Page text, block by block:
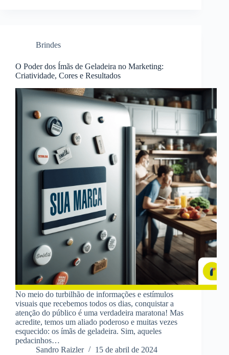
Brindes
O Poder dos Ímãs de Geladeira no Marketing:
Criatividade, Cores e Resultados
No meio do turbilhão de informações e estímulos
visuais que recebemos todos os dias, conquistar a
atenção do público é uma verdadeira maratona! Mas
acredite, temos um aliado poderoso e muitas vezes
esquecido: os ímãs de geladeira. Sim, aqueles
pedacinhos…
Sandro Raizler
15 de abril de 2024